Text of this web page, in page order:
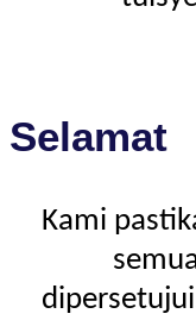
Selamat
Kami